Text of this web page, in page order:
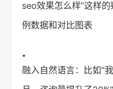
seo效果怎么样”这样
例数据和对比图表
•
融入自然语言：比如“